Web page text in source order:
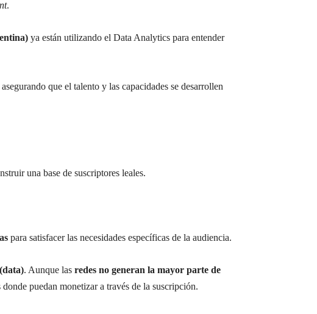
.
ya están utilizando el Data Analytics para entender
asegurando que el talento y las capacidades se desarrollen
una base de suscriptores leales.
para satisfacer las necesidades específicas de la audiencia.
. Aunque las redes no generan la mayor parte de
puedan monetizar a través de la suscripción.